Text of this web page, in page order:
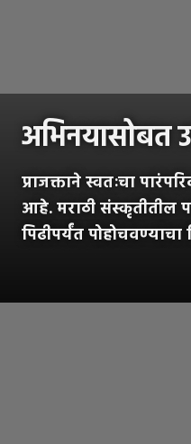
अभिनयासोबत
प्राजक्ताने स्वतःचा
आहे. मराठी संस्कृतीतील
पिढीपर्यंत